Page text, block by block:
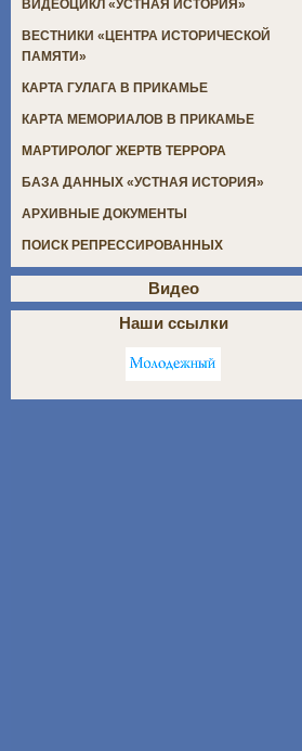
ВИДЕОЦИКЛ «УСТНАЯ ИСТОРИЯ»
ВЕСТНИКИ «ЦЕНТРА ИСТОРИЧЕСКОЙ
ПАМЯТИ»
КАРТА ГУЛАГА В ПРИКАМЬЕ
КАРТА МЕМОРИАЛОВ В ПРИКАМЬЕ
МАРТИРОЛОГ ЖЕРТВ ТЕРРОРА
БАЗА ДАННЫХ «УСТНАЯ ИСТОРИЯ»
АРХИВНЫЕ ДОКУМЕНТЫ
ПОИСК РЕПРЕССИРОВАННЫХ
Видео
Наши ссылки